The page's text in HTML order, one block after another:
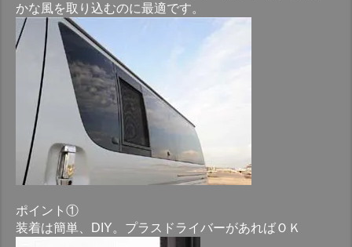
かな風を取り込むのに最適です。
ポイント①
装着は簡単、DIY。プラスドライバーがあればＯＫ